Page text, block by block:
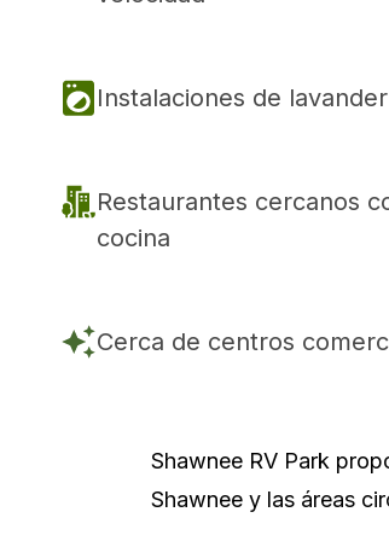
Instalaciones de
Restaurantes cercanos
cocina
Cerca de centros
Shawnee RV Park
Shawnee y las áreas